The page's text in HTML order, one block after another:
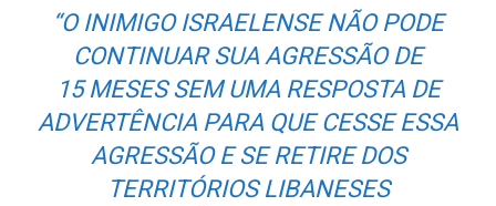
“O INIMIGO ISRAELENSE NÃO PODE
CONTINUAR SUA AGRESSÃO DE
15 MESES SEM UMA RESPOSTA DE
ADVERTÊNCIA PARA QUE CESSE ESSA
AGRESSÃO E SE RETIRE DOS
TERRITÓRIOS LIBANESES